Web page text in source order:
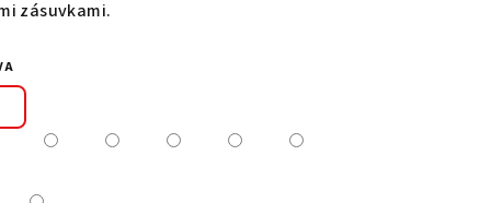
zásuvkami.